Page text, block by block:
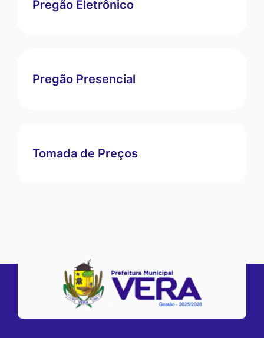
Pregão Eletrônico
Pregão Presencial
Tomada de Preços